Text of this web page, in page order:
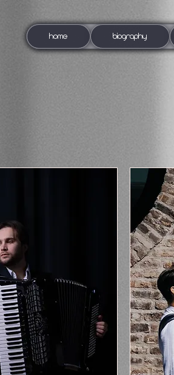
HOME BIOGRAPHY